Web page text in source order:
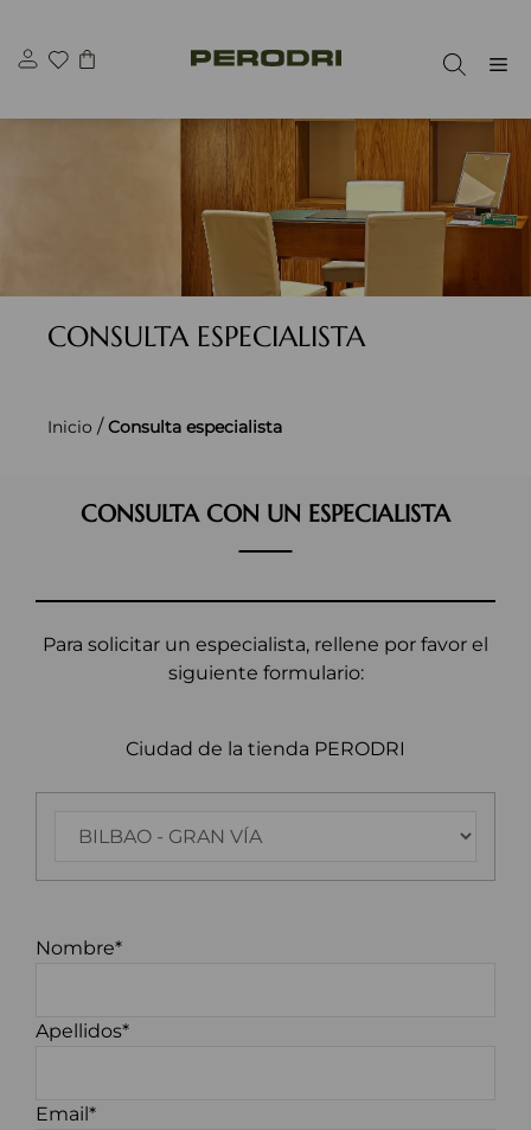
contenido
CONSULTA ESPECIALISTA
Inicio /Consulta especialista
CONSULTA CON UN ESPECIALISTA
Para solicitar un especialista, rellene por favor el
siguiente formulario:
Ciudad de la tienda PERODRI
Nombre*
Apellidos*
Email*